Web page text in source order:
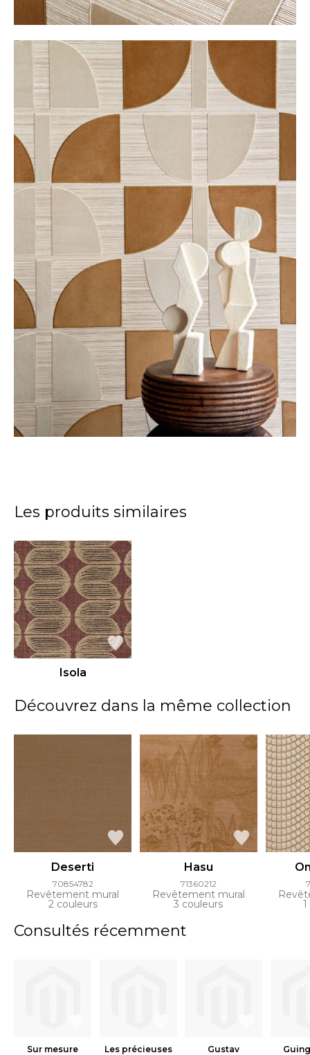
Les produits similaires
Isola
Découvrez dans la même collection
Deserti
70854782
Revêtement mural
2 couleurs
Hasu
71360212
Revêtement mural
3 couleurs
Consultés récemment
Sur mesure
Les précieuses
Gustav